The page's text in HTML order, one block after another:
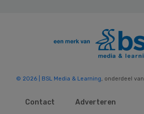
© 2026 | BSL Media & Learning , onderdeel van
Contact Adverteren